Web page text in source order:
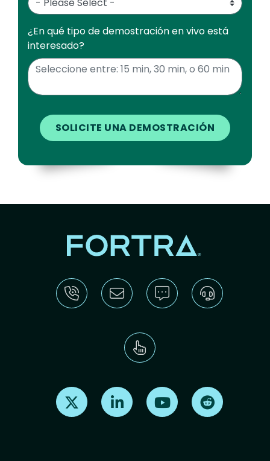
¿En qué tipo de demostración en vivo está
interesado?
Find us on X Find us on LinkedInFind us on Youtube